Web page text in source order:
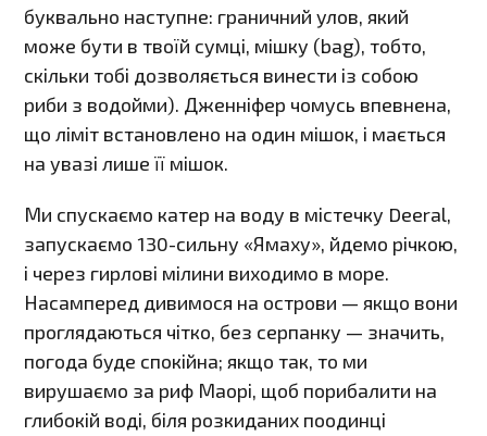
буквально наступне: граничний улов, який
може бути в твоїй сумці, мішку (bag), тобто,
скільки тобі дозволяється винести із собою
риби з водойми). Дженніфер чомусь впевнена,
що ліміт встановлено на один мішок, і мається
на увазі лише її мішок.
Ми спускаємо катер на воду в містечку Deeral,
запускаємо 130-сильну «Ямаху», йдемо річкою,
і через гирлові мілини виходимо в море.
Насамперед дивимося на острови — якщо вони
проглядаються чітко, без серпанку — значить,
погода буде спокійна; якщо так, то ми
вирушаємо за риф Маорі, щоб порибалити на
глибокій воді, біля розкиданих поодинці